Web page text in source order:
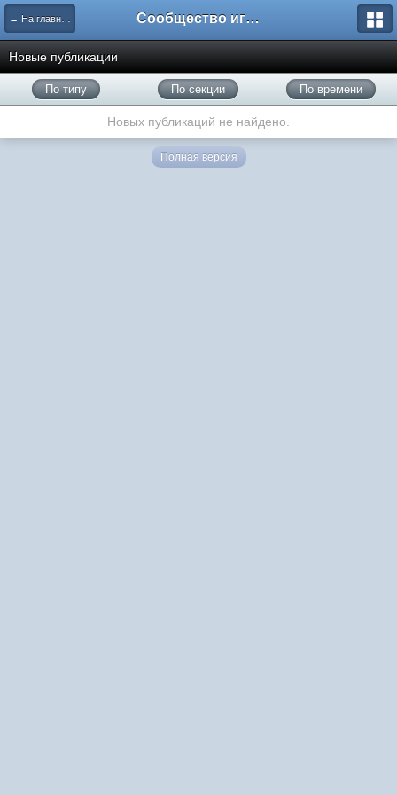
← На главную Сообщество игроков L2BesT.Org
Новые публикации
По типу По секции По времени
Новых публикаций не найдено.
Полная версия